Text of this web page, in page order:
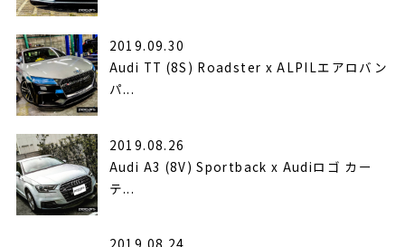
2019.09.30
Audi TT (8S) Roadster x ALPILエアロバン
パ...
2019.08.26
Audi A3 (8V) Sportback x Audiロゴ カー
テ...